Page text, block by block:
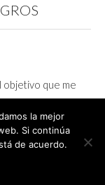
objetivo que me
adelgazando y
para adelgazar
la mejor
Si continúa
de acuerdo.